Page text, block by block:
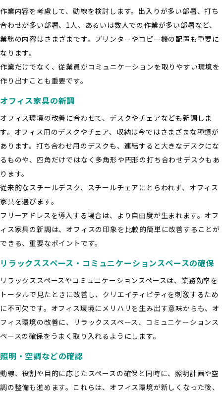
作業内容を考慮して、動線を検討します。出入りが多い部署、打ち
合わせが多い部署、1人、あるいは数人での作業が多い部署など、
業務の内容はさまざまです。プリンターやコピー機の配置も重要に
なります。
作業だけでなく、従業員がコミュニケーションを取りやすい環境を
作り出すことも重要です。
オフィス家具の新調
オフィス環境の改善に合わせて、デスクやチェアなども新調しま
す。オフィス用のデスクやチェア、収納は今ではさまざまな種類が
あります。打ち合わせ用のデスクも、連結すると大きなデスクにな
るものや、四角だけではなく多角形や円形の打ち合わせデスクもあ
ります。
従来的なスチールデスク、スチールチェアにとらわれず、オフィス
家具を選びます。
フリーアドレスを導入する場合は、より自由度が生まれます。オフ
ィス家具の新調は、オフィスの印象を比較的簡単に改善することが
できる、重要なポイントです。
リラックススペース・コミュニケーションスペースの確保
リラックススペースやコミュニケーションスペースは、業務効率を
トータルで見たときに改善し、クリエイティビティを刺激するため
に不可欠です。オフィス環境にメリハリを生み出す意味からも、オ
フィス環境の改善に、リラックススペース、コミュニケーションス
ペースの確保をうまく取り入れるようにします。
照明・空調などの確認
動線、役割や目的に応じたスペースの確保と同時に、照明計画や空
調の整備も進めます。これらは、オフィス環境が新しくなった後、